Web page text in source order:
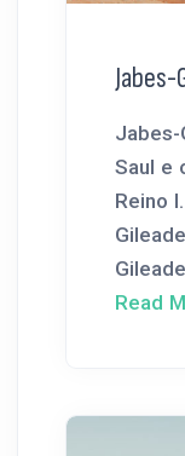
Jabes-
Jabes-
Saul e
Reino
Read